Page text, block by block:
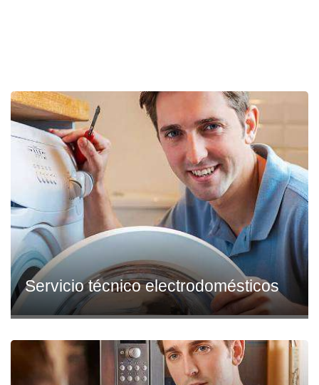
Servicio técnico electrodomésticos